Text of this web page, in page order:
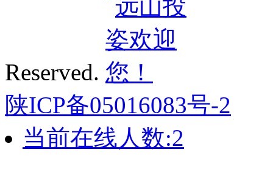
Reserved.
陕ICP备05016083号-2
当前在线人数:2